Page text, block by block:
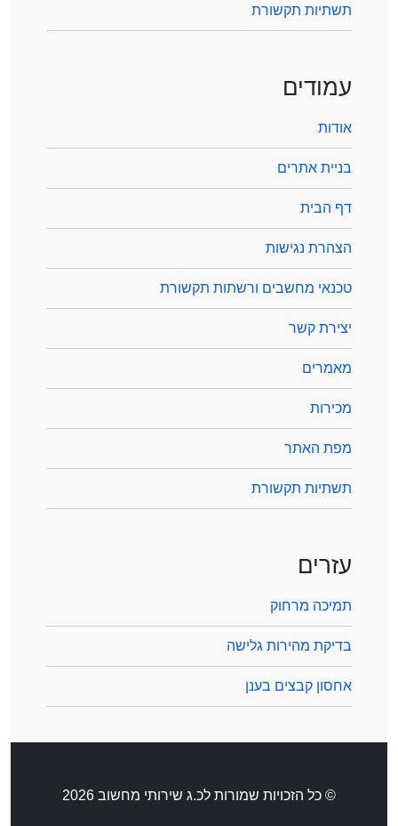
תשתיות תקשורת
עמודים
אודות
בניית אתרים
דף הבית
הצהרת נגישות
טכנאי מחשבים ורשתות תקשורת
יצירת קשר
מאמרים
מכירות
מפת האתר
תשתיות תקשורת
עזרים
תמיכה מרחוק
בדיקת מהירות גלישה
אחסון קבצים בענן
© כל הזכויות שמורות לכ.ג שירותי מחשוב 2026